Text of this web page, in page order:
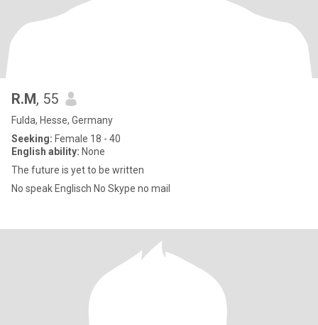
R.M, 55
Fulda, Hesse, Germany
Seeking: Female 18 - 40
English ability: None
The future is yet to be written
No speak Englisch No Skype no mail